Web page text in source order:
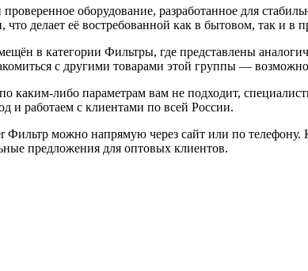
оборудование, разработанное для
что делает её востребованной как в бытовом, так и
в категории Фильтры, где представлены
с другими товарами этой группы —
каким-либо параметрам вам не подходит,
и работаем с клиентами по всей России.
Фильтр можно напрямую через сайт или по
предложения для оптовых клиентов.